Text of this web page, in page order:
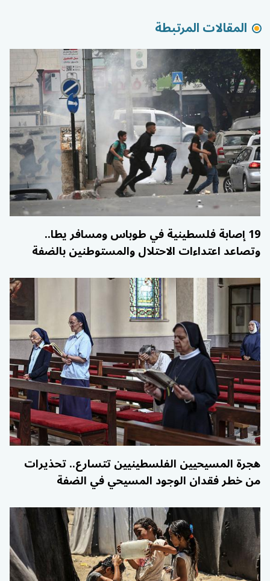
المقالات المرتبطة
19 إصابة فلسطينية في طوباس ومسافر يطا..
وتصاعد اعتداءات الاحتلال والمستوطنين بالضفة
هجرة المسيحيين الفلسطينيين تتسارع.. تحذيرات
من خطر فقدان الوجود المسيحي في الضفة